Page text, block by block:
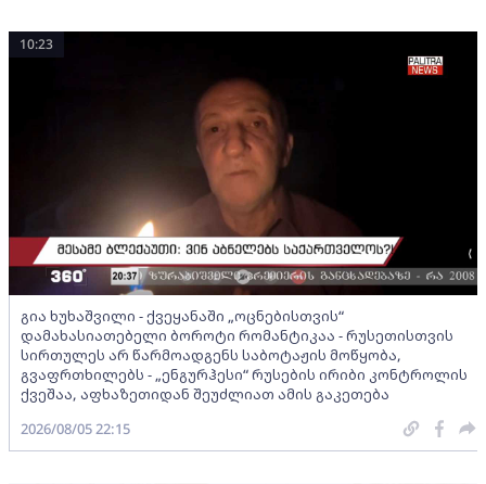
გია ხუხაშვილი - ქვეყანაში „ოცნებისთვის“
დამახასიათებელი ბოროტი რომანტიკაა - რუსეთისთვის
სირთულეს არ წარმოადგენს საბოტაჟის მოწყობა,
გვაფრთხილებს - „ენგურჰესი“ რუსების ირიბი კონტროლის
ქვეშაა, აფხაზეთიდან შეუძლიათ ამის გაკეთება
10:23
2026/08/05 22:15